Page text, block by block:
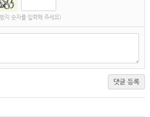
지 숫자를 입력해 주세요)
댓글 등록